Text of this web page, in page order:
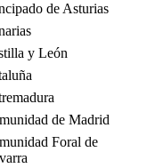
de Asturias
y León
de Madrid
Foral de